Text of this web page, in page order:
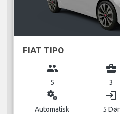
FIAT TIPO
group
5
business_center
3
miscellaneous_services
Automatisk
login
5 Dør